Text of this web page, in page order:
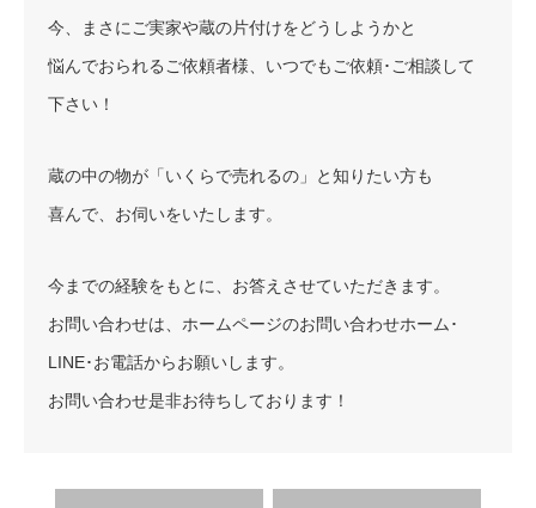
今、まさにご実家や蔵の片付けをどうしようかと
悩んでおられるご依頼者様、いつでもご依頼･ご相談して
下さい！
蔵の中の物が「いくらで売れるの」と知りたい方も
喜んで、お伺いをいたします。
今までの経験をもとに、お答えさせていただきます。
お問い合わせは、ホームページのお問い合わせホーム･
LINE･お電話からお願いします。
お問い合わせ是非お待ちしております！